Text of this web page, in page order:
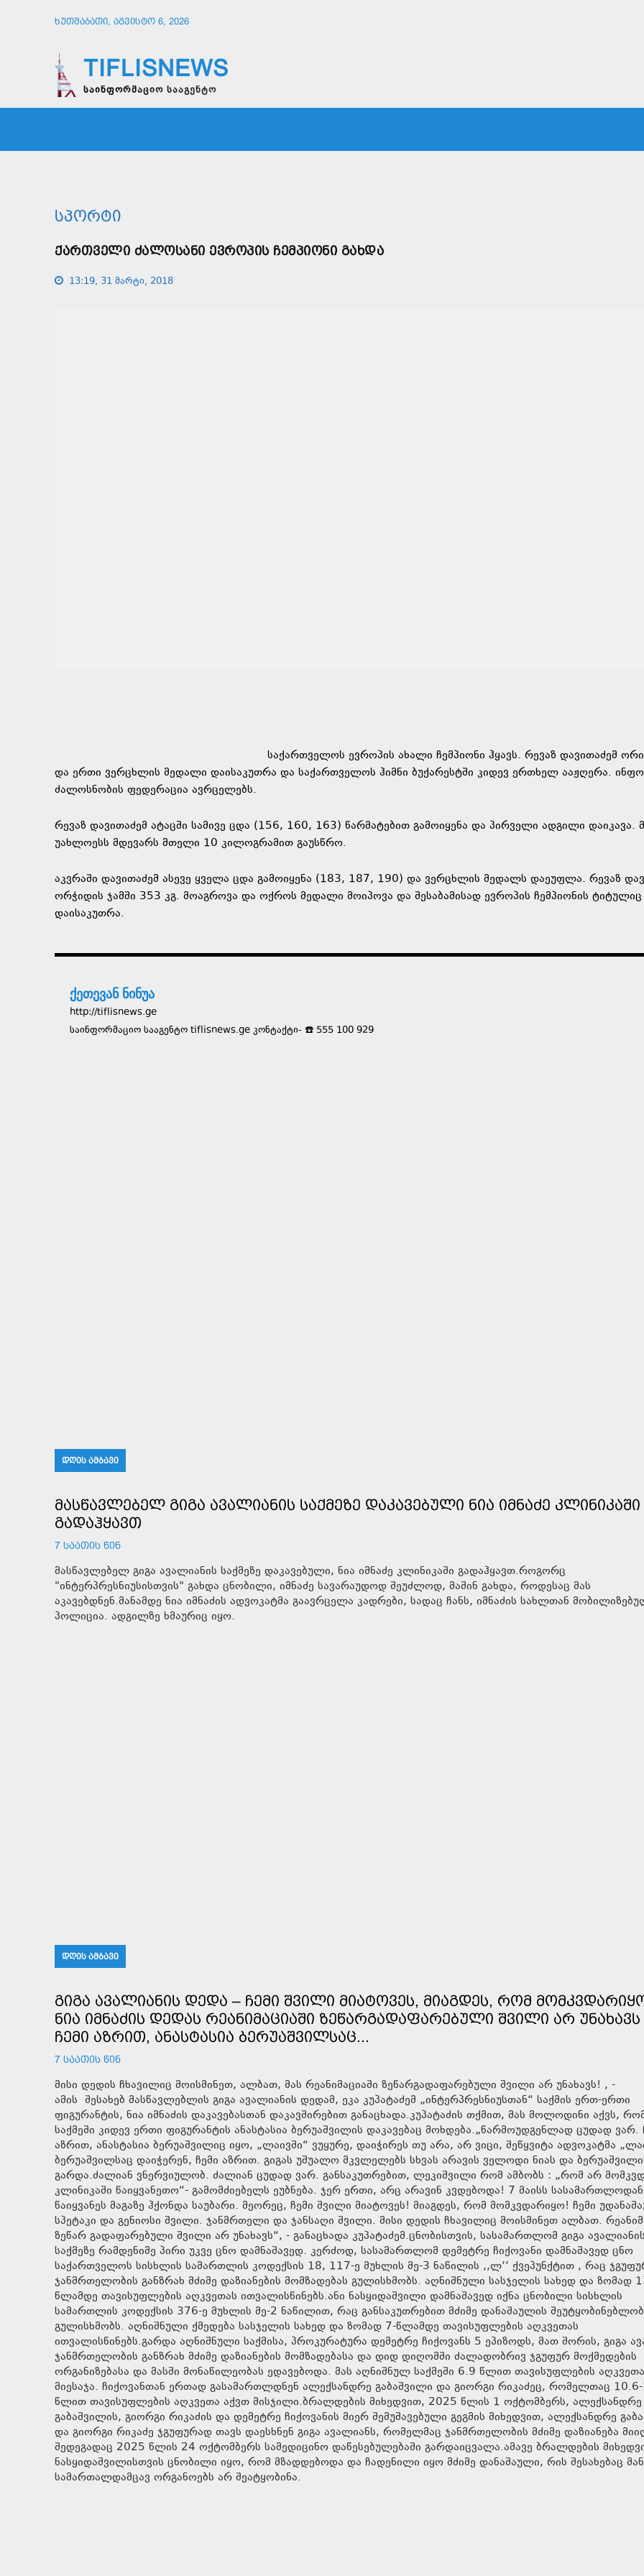
ᲮᲣᲗᲨᲐᲑᲐᲗᲘ, ᲐᲒᲕᲘᲡᲢᲝ 6, 2026
TIFLISNEWS
საინფორმაციო სააგენტო
ᲡᲞᲝᲠᲢᲘ
ᲥᲐᲠᲗᲕᲔᲚᲘ ᲫᲐᲚᲝᲡᲐᲜᲘ ᲔᲕᲠᲝᲞᲘᲡ ᲩᲔᲛᲞᲘᲝᲜᲘ ᲒᲐᲮᲓᲐ
13:19, 31 მარტი, 2018
საქართველოს ევროპის ახალი ჩემპიონი ჰყავს. რევაზ დავითაძემ
და ერთი ვერცხლის მედალი დაისაკუთრა და საქართველოს ჰიმნი ბუქარესტში კიდევ ერთხელ ააჟღერა.
ძალოსნობის ფედერაცია ავრცელებს.
რევაზ დავითაძემ ატაცში სამივე ცდა (156, 160, 163) წარმატებით გამოიყენა და პირველი ადგილი დაიკავა.
უახლოესს მდევარს მთელი 10 კილოგრამით გაუსწრო.
აკვრაში დავითაძემ ასევე ყველა ცდა გამოიყენა (183, 187, 190) და ვერცხლის მედალს დაეუფლა. რევაზ
ორჭიდის ჯამში 353 კგ. მოაგროვა და ოქროს მედალი მოიპოვა და შესაბამისად ევროპის ჩემპიონის ტიტულიც
დაისაკუთრა.
ქეთევან ნინუა
http://tiflisnews.ge
საინფორმაციო სააგენტო tiflisnews.ge კონტაქტი- ☎️ 555 100 929
ᲓᲦᲘᲡ ᲐᲛᲑᲐᲕᲘ
ᲛᲐᲡᲬᲐᲕᲚᲔᲑᲔᲚ ᲒᲘᲒᲐ ᲐᲕᲐᲚᲘᲐᲜᲘᲡ ᲡᲐᲥᲛᲔᲖᲔ ᲓᲐᲙᲐᲕᲔᲑᲣᲚᲘ ᲜᲘᲐ ᲘᲛᲜᲐᲫᲔ ᲙᲚᲘᲜᲘᲙᲐᲨᲘ
ᲒᲐᲓᲐᲰᲧᲐᲕᲗ
7 ᲡᲐᲐᲗᲘᲡ ᲬᲘᲜ
მასწავლებელ გიგა ავალიანის საქმეზე დაკავებული, ნია იმნაძე კლინიკაში გადაჰყავთ.როგორც
"ინტერპრესნიუსისთვის" გახდა ცნობილი, იმნაძე სავარაუდოდ შეუძლოდ, მაშინ გახდა, როდესაც მას
აკავებდნენ.მანამდე ნია იმნაძის ადვოკატმა გაავრცელა კადრები, სადაც ჩანს, იმნაძის სახლთან
პოლიცია. ადგილზე ხმაურიც იყო.
ᲓᲦᲘᲡ ᲐᲛᲑᲐᲕᲘ
ᲒᲘᲒᲐ ᲐᲕᲐᲚᲘᲐᲜᲘᲡ ᲓᲔᲓᲐ – ᲩᲔᲛᲘ ᲨᲕᲘᲚᲘ ᲛᲘᲐᲢᲝᲕᲔᲡ, ᲛᲘᲐᲒᲓᲔᲡ, ᲠᲝᲛ
ᲜᲘᲐ ᲘᲛᲜᲐᲫᲘᲡ ᲓᲔᲓᲐᲡ ᲠᲔᲐᲜᲘᲛᲐᲪᲘᲐᲨᲘ ᲖᲔᲬᲐᲠᲒᲐᲓᲐᲤᲐᲠᲔᲑᲣᲚᲘ ᲨᲕᲘᲚᲘ ᲐᲠ ᲣᲜᲐᲮᲐᲕᲡ
ᲩᲔᲛᲘ ᲐᲖᲠᲘᲗ, ᲐᲜᲐᲡᲢᲐᲡᲘᲐ ᲑᲔᲠᲣᲐᲨᲕᲘᲚᲡᲐᲪ...
7 ᲡᲐᲐᲗᲘᲡ ᲬᲘᲜ
მისი დედის ჩხავილიც მოისმინეთ, ალბათ, მას რეანიმაციაში ზეწარგადაფარებული შვილი არ უნახავს! , -
ამის შესახებ მასწავლებლის გიგა ავალიანის დედამ, ეკა კუპატაძემ „ინტერპრესნიუსთან“ საქმის ერთ-ერთი
ფიგურანტის, ნია იმნაძის დაკავებასთან დაკავშირებით განაცხადა.კუპატაძის თქმით, მას მოლოდინი აქვს,
საქმეში კიდევ ერთი ფიგურანტის ანასტასია ბერუაშვილის დაკავებაც მოხდება.„წარმოუდგენლად ცუდად ვარ.
აზრით, ანასტასია ბერუაშვილიც იყო, „ლაივში“ ვუყურე, დაიჭირეს თუ არა, არ ვიცი, შეწყვიტა ადვოკატმა
ბერუაშვილსაც დაიჭერენ, ჩემი აზრით. გიგას უშუალო მკვლელებს სხვას არავის ველოდი ნიას და
გარდა.ძალიან ვნერვიულობ. ძალიან ცუდად ვარ. განსაკუთრებით, ლეკიშვილი რომ ამბობს : „რომ არ
კლინიკაში წაიყვანეთო“- გამომძიებელს ეუბნება. ჯერ ერთი, არც არავინ კვდებოდა! 7 მაისს
წაიყვანეს მაგაზე ჰქონდა საუბარი. მეორეც, ჩემი შვილი მიატოვეს! მიაგდეს, რომ მომკვდარიყო! ჩემი უდანაშაულო,
სპეტაკი და გენიოსი შვილი. ჯანმრთელი და ჯანსაღი შვილი. მისი დედის ჩხავილიც მოისმინეთ ალბათ. რეანიმაციაში
ზეწარ გადაფარებული შვილი არ უნახავს“, - განაცხადა კუპატაძემ.ცნობისთვის, სასამართლომ გიგა
საქმეზე რამდენიმე პირი უკვე ცნო დამნაშავედ. კერძოდ, სასამართლომ დემეტრე ჩიქოვანი დამნაშავედ ცნო
საქართველოს სისხლის სამართლის კოდექსის 18, 117-ე მუხლის მე-3 ნაწილის ,,ლ’’ ქვეპუნქტით , რაც
ჯანმრთელობის განზრახ მძიმე დაზიანების მომზადებას გულისხმობს. აღნიშნული სასჯელის სახედ და ზომად
წლამდე თავისუფლების აღკვეთას ითვალისწინებს.ანი ნასყიდაშვილი დამნაშავედ იქნა ცნობილი სისხლის
სამართლის კოდექსის 376-ე მუხლის მე-2 ნაწილით, რაც განსაკუთრებით მძიმე დანაშაულის
გულისხმობს. აღნიშნული ქმედება სასჯელის სახედ და ზომად 7-წლამდე თავისუფლების აღკვეთას
ითვალისწინებს.გარდა აღნიშნული საქმისა, პროკურატურა დემეტრე ჩიქოვანს 5 ეპიზოდს, მათ შორის, გიგა
ჯანმრთელობის განზრახ მძიმე დაზიანების მომზადებასა და დიდ დიღომში ძალადობრივ ჯგუფურ მოქმედების
ორგანიზებასა და მასში მონაწილეობას ედავებოდა. მას აღნიშნულ საქმეში 6.9 წლით თავისუფლების აღკვეთა
მიესაჯა. ჩიქოვანთან ერთად გასამართლდნენ ალექსანდრე გაბაშვილი და გიორგი რიკაძეც, რომელთაც
წლით თავისუფლების აღკვეთა აქვთ მისჯილი.ბრალდების მიხედვით, 2025 წლის 1 ოქტომბერს, ალექსანდრე
გაბაშვილის, გიორგი რიკაძის და დემეტრე ჩიქოვანის მიერ შემუშავებული გეგმის მიხედვით, ალექსანდრე
და გიორგი რიკაძე ჯგუფურად თავს დაესხნენ გიგა ავალიანს, რომელმაც ჯანმრთელობის მძიმე დაზიანება
შედეგადაც 2025 წლის 24 ოქტომბერს სამედიცინო დაწესებულებაში გარდაიცვალა.ამავე ბრალდების
ნასყიდაშვილისთვის ცნობილი იყო, რომ მზადდებოდა და ჩადენილი იყო მძიმე დანაშაული, რის შესახებაც მან
სამართალდამცავ ორგანოებს არ შეატყობინა.